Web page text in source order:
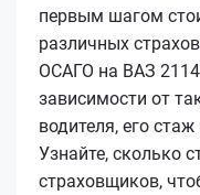
первым шагом
различных
ОСАГО на ВАЗ
зависимости от
водителя, его
Узнайте, сколько
страховщиков,